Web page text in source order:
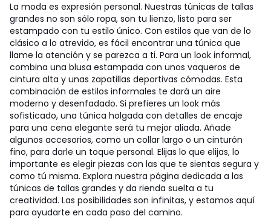
La moda es expresión personal. Nuestras túnicas de tallas
grandes no son sólo ropa, son tu lienzo, listo para ser
estampado con tu estilo único. Con estilos que van de lo
clásico a lo atrevido, es fácil encontrar una túnica que
llame la atención y se parezca a ti. Para un look informal,
combina una blusa estampada con unos vaqueros de
cintura alta y unas zapatillas deportivas cómodas. Esta
combinación de estilos informales te dará un aire
moderno y desenfadado. Si prefieres un look más
sofisticado, una túnica holgada con detalles de encaje
para una cena elegante será tu mejor aliada. Añade
algunos accesorios, como un collar largo o un cinturón
fino, para darle un toque personal. Elijas lo que elijas, lo
importante es elegir piezas con las que te sientas segura y
como tú misma. Explora nuestra página dedicada a las
túnicas de tallas grandes y da rienda suelta a tu
creatividad. Las posibilidades son infinitas, y estamos aquí
para ayudarte en cada paso del camino.